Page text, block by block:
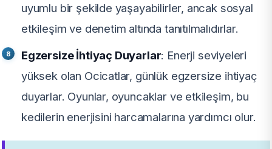
uyumlu bir şekilde yaşayabilirler, ancak sosyal
etkileşim ve denetim altında tanıtılmalıdırlar.
Egzersize İhtiyaç Duyarlar: Enerji seviyeleri
yüksek olan Ocicatlar, günlük egzersize ihtiyaç
duyarlar. Oyunlar, oyuncaklar ve etkileşim, bu
kedilerin enerjisini harcamalarına yardımcı olur.